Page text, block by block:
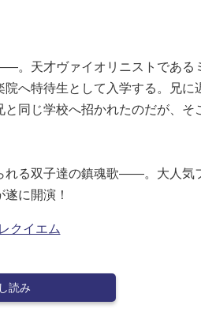
。天才ヴァイオリニストである
院へ特待生として入学する。兄に
と同じ学校へ招かれたのだが、そ
れる双子達の鎮魂歌――。大人気
に開演！
クイエム
読み